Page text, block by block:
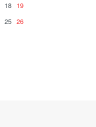
18 19
25 26